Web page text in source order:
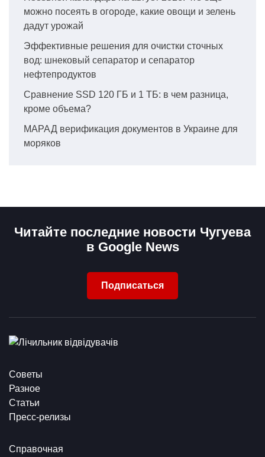
можно посеять в огороде, какие овощи и зелень
дадут урожай
Эффективные решения для очистки сточных
вод: шнековый сепаратор и сепаратор
нефтепродуктов
Сравнение SSD 120 ГБ и 1 ТБ: в чем разница,
кроме объема?
МАРАД верификация документов в Украине для
моряков
Читайте последние новости Чугуева
в Google News
Подписаться
Советы
Разное
Статьи
Пресс-релизы
Справочная